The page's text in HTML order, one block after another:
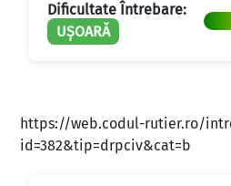
Dificultate Întrebare:
UȘOARĂ
https://web.codul-rutier.ro/
id=382&tip=drpciv&cat=b